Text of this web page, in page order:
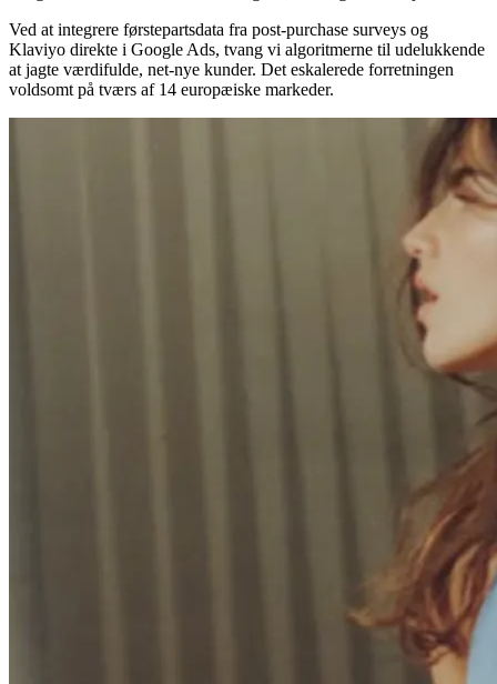
Ved at integrere førstepartsdata fra post-purchase surveys og
Klaviyo direkte i Google Ads, tvang vi algoritmerne til udelukkende
at jagte værdifulde, net-nye kunder. Det eskalerede forretningen
voldsomt på tværs af 14 europæiske markeder.